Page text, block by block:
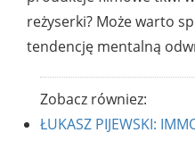
reżyserki? Może warto
tendencję mentalną
Zobacz równiez:
ŁUKASZ PIJEWSKI: